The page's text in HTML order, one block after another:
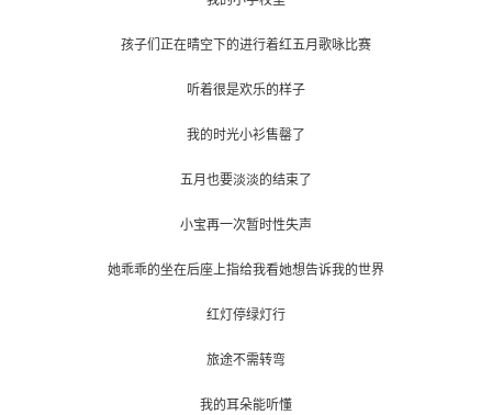
孩子们正在晴空下的进行着红五月歌咏比赛
听着很是欢乐的样子
我的时光小衫售罄了
五月也要淡淡的结束了
小宝再一次暂时性失声
她乖乖的坐在后座上指给我看她想告诉我的世界
红灯停绿灯行
旅途不需转弯
我的耳朵能听懂